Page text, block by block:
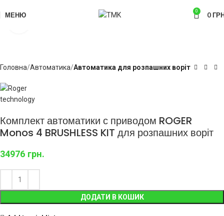
МЕНЮ 0 0
Головна Автоматика Автоматика для розпашних воріт
Комплект автоматики с приводом ROGER
Monos 4 BRUSHLESS KIT для розпашних воріт
34976 грн.
ДОДАТИ В КОШИК